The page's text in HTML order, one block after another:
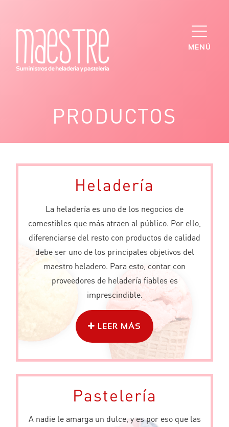
contenido
PRODUCTOS
Heladería
La heladería es uno de los negocios de
comestibles que más atraen al público. Por ello,
diferenciarse del resto con productos de calidad
debe ser uno de los principales objetivos del
maestro heladero. Para esto, contar con
proveedores de heladería fiables es
imprescindible.
LEER MÁS
Pastelería
A nadie le amarga un dulce, y es por eso que las
MENÚ